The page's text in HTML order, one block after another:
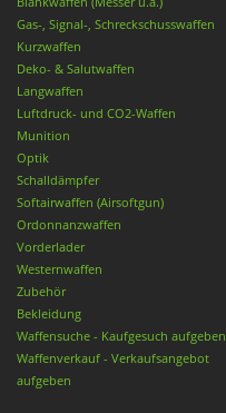
Gas-, Signal-, Schreckschusswaffen
Kurzwaffen
Deko- & Salutwaffen
Langwaffen
Luftdruck- und CO2-Waffen
Munition
Optik
Schalldämpfer
Softairwaffen (Airsoftgun)
Ordonnanzwaffen
Vorderlader
Westernwaffen
Zubehör
Bekleidung
Waffensuche - Kaufgesuch aufgeben
Waffenverkauf - Verkaufsangebot
aufgeben